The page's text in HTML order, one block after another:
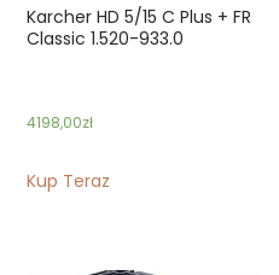
Karcher HD 5/15 C Plus + FR
Classic 1.520-933.0
4198,00zł
Kup Teraz